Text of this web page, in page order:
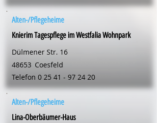
Alten-/Pflegeheime
Knierim Tagespflege im Westfalia Wohnpark
Dülmener Str. 16
48653 Coesfeld
Telefon 0 25 41 - 97 24 20
Alten-/Pflegeheime
Lina-Oberbäumer-Haus